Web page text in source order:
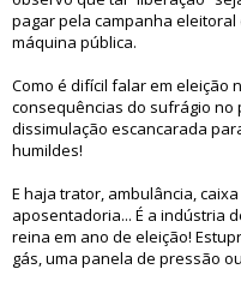
pagar pela campanha
máquina pública.
Como é difícil falar em eleição
consequências do sufrágio no
dissimulação escancarada
humildes!
E haja trator, ambulância,
aposentadoria... É a indústria
reina em ano de eleição!
gás, uma panela de pressão